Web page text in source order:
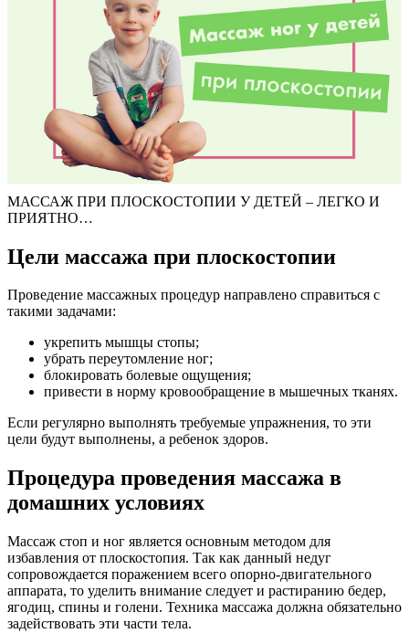
МАССАЖ ПРИ ПЛОСКОСТОПИИ У ДЕТЕЙ – ЛЕГКО И
ПРИЯТНО…
Цели массажа при плоскостопии
Проведение массажных процедур направлено справиться с
такими задачами:
укрепить мышцы стопы;
убрать переутомление ног;
блокировать болевые ощущения;
привести в норму кровообращение в мышечных тканях.
Если регулярно выполнять требуемые упражнения, то эти
цели будут выполнены, а ребенок здоров.
Процедура проведения массажа в
домашних условиях
Массаж стоп и ног является основным методом для
избавления от плоскостопия. Так как данный недуг
сопровождается поражением всего опорно-двигательного
аппарата, то уделить внимание следует и растиранию бедер,
ягодиц, спины и голени. Техника массажа должна обязательно
задействовать эти части тела.